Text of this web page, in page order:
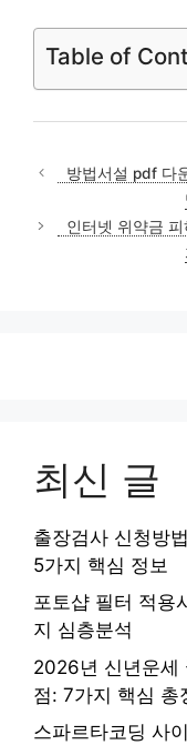
Table of
방법서설 pdf 다
인터넷 위약금
최신 글
출장검사 신청방
5가지 핵심 정보
포토샵 필터 적용
지 심층분석
2026년 신년운세
점: 7가지 핵심 총
스파르타코딩 사